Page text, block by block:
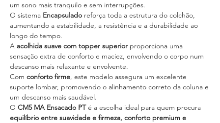
um sono mais tranquilo e sem interrupções.
O sistema Encapsulado reforça toda a estrutura do colchão,
aumentando a estabilidade, a resistência e a durabilidade ao
longo do tempo.
A acolhida suave com topper superior proporciona uma
sensação extra de conforto e maciez, envolvendo o corpo num
descanso mais relaxante e envolvente.
Com conforto firme, este modelo assegura um excelente
suporte lombar, promovendo o alinhamento correto da coluna e
um descanso mais saudável.
O CM5 MA Ensacado PTé a escolha ideal para quem procura
equilíbrio entre suavidade e firmeza, conforto premium e